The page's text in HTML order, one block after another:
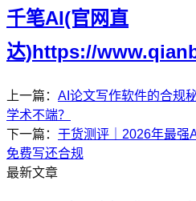
千笔AI(官网直
达)https://
上一篇： AI论文写作软件的合规
学术不端？
下一篇： 干货测评｜2026年最强
免费写还合规
最新文章